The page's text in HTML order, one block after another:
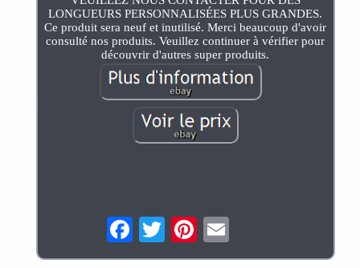
LONGUEURS PERSONNALISÉES PLUS GRANDES.
Ce produit sera neuf et inutilisé. Merci beaucoup d'avoir
consulté nos produits. Veuillez continuer à vérifier pour
découvrir d'autres super produits.